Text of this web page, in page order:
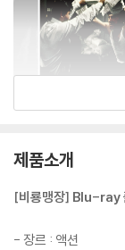
제품소개
[비룡맹장] Blu-
- 장르 : 액션